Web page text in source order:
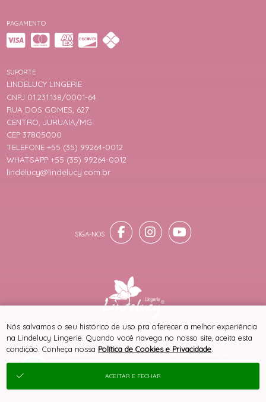
PAGAMENTO
SITE 100% SEGURO PLATAFORMA B2B
SUPORTE
LINDELUCY LINGERIE
CNPJ 01.231.138/0001-64
RUA DOS GOMES, 627
CENTRO, JURUAIA/MG
CEP 37805000
TELEFONE +55 (35) 99264-0012
WHATSAPP +55 (35) 99264-0012
lindelucy@lindelucy.com.br
® TODOS DIREITOS RESERVADOS
Nós salvamos o seu histórico de uso pra oferecer a melhor experiência
na Lindelucy Lingerie. Quando você navega no nosso site, aceita esta
condição. Conheça nossa Política de Cookies e Privacidade
ACEITAR E FECHAR